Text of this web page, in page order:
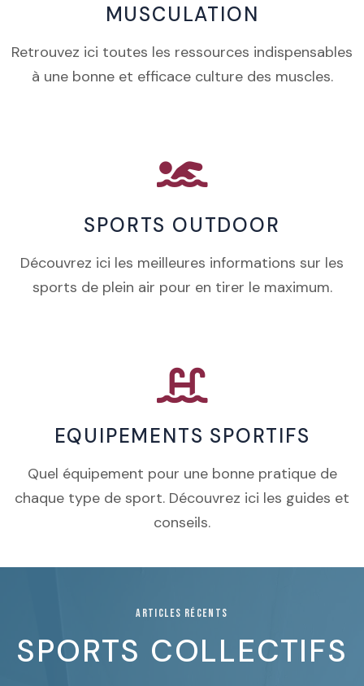
MUSCULATION
Retrouvez ici toutes les ressources indispensables
à une bonne et efficace culture des muscles.
SPORTS OUTDOOR
Découvrez ici les meilleures informations sur les
sports de plein air pour en tirer le maximum.
EQUIPEMENTS SPORTIFS
Quel équipement pour une bonne pratique de
chaque type de sport. Découvrez ici les guides et
conseils.
ARTICLES RÉCENTS
SPORTS COLLECTIFS